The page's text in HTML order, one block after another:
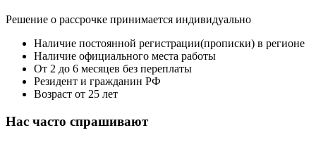
Решение о рассрочке принимается индивидуально
Наличие постоянной регистрации(прописки) в регионе
Наличие официального места работы
От 2 до 6 месяцев без переплаты
Резидент и гражданин РФ
Возраст от 25 лет
Нас часто спрашивают